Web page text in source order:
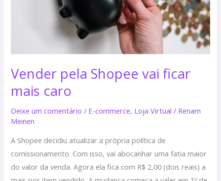
Vender pela Shopee vai ficar
mais caro
Deixe um comentário / E-commerce, Loja Virtual / Renam
Meinen
A Shopee decidiu atualizar a própria política de
comissionamento. Com isso, vai abocanhar uma fatia maior
do valor da venda. Agora ela fica com R$ 2,00 (dois reais) a